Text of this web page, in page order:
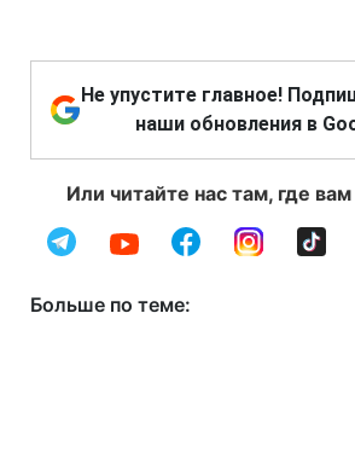
Не упустите главное!
наши обновления в
Или читайте нас там, где
Больше по теме: